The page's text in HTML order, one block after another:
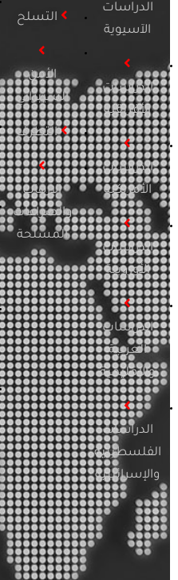
الدراسات
الآسيوية
الدراسات
الأفريقية
الدراسات
الأمريكية
الدراسات
الأوروبية
الدراسات
العربية
والإقليمية
الدراسات
الفلسطينية
والإسرائيلية
التسلح
الأمن
السيبراني
التطرف
الإرهاب
والصراعات
المسلحة